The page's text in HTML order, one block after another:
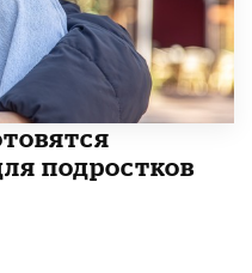
подростков